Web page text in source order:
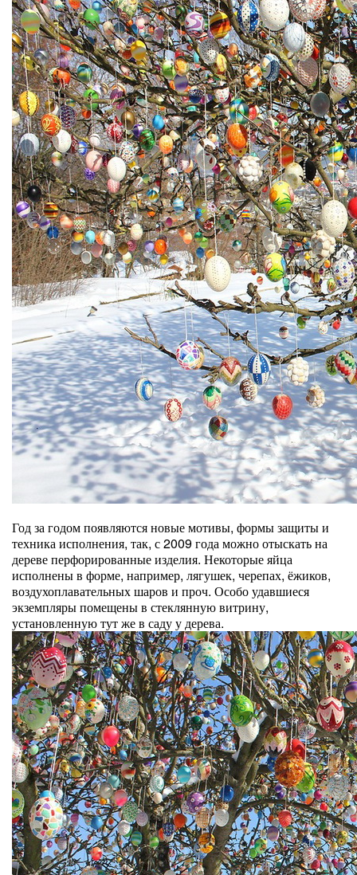
Год за годом появляются новые мотивы, формы защиты и
техника исполнения, так, с 2009 года можно отыскать на
дереве перфорированные изделия. Некоторые яйца
исполнены в форме, например, лягушек, черепах, ёжиков,
воздухоплавательных шаров и проч. Особо удавшиеся
экземпляры помещены в стеклянную витрину,
установленную тут же в саду у дерева.